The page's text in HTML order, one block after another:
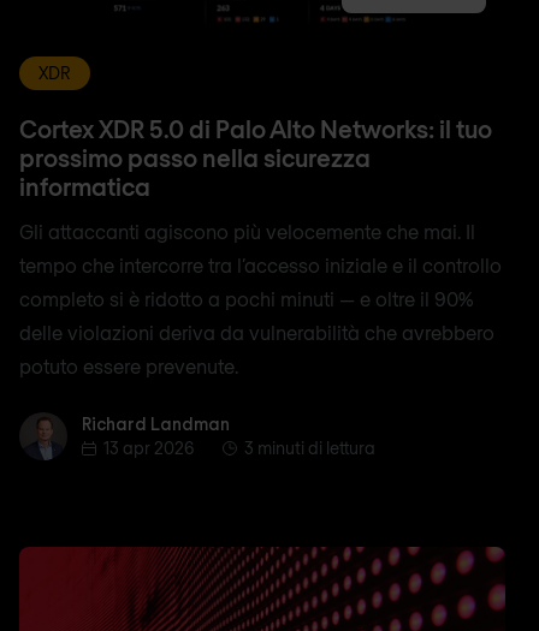
XDR
Cortex XDR 5.0 di Palo Alto Networks: il tuo
prossimo passo nella sicurezza
informatica
Gli attaccanti agiscono più velocemente che mai. Il
tempo che intercorre tra l’accesso iniziale e il controllo
completo si è ridotto a pochi minuti — e oltre il 90%
delle violazioni deriva da vulnerabilità che avrebbero
potuto essere prevenute.
Richard Landman
Richard Landman
13 apr 2026
3 minuti di lettura